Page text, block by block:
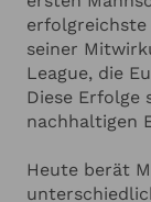
erfolgreichste
seiner
League, die
Diese Erfolge
nachhaltigen
Heute berät